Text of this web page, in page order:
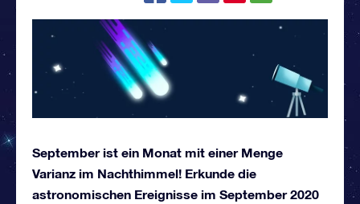
September ist ein Monat mit einer Menge
Varianz im Nachthimmel! Erkunde die
astronomischen Ereignisse im September 2020